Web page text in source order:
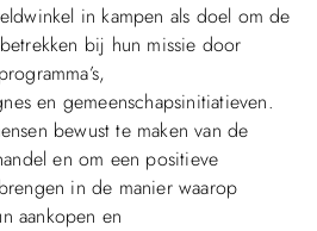
in kampen als doel om de
bij hun missie door
en gemeenschapsinitiatieven.
bewust te maken van de
en om een positieve
in de manier waarop
aankopen en